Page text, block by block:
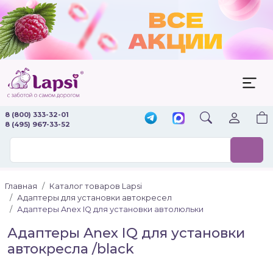
8 (800) 333-32-01
8 (495) 967-33-52
Главная
Каталог товаров Lapsi
Адаптеры для установки автокресел
Адаптеры Anex IQ для установки автолюльки
Адаптеры Anex IQ для установки
автокресла /black